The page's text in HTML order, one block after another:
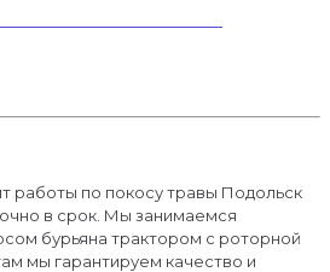
работы по покосу травы Подольск
в срок. Мы занимаемся
бурьяна трактором с роторной
мы гарантируем качество и